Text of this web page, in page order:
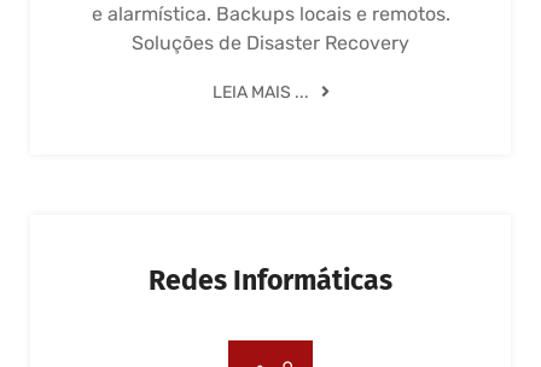
e alarmística. Backups locais e remotos.
Soluções de Disaster Recovery
LEIA MAIS ...
Redes Informáticas